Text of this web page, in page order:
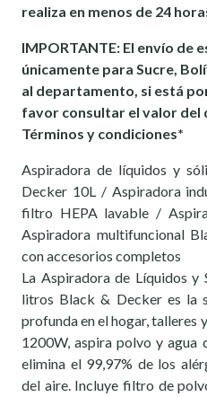
realiza en menos de 24
IMPORTANTE: El envío de
únicamente para Sucre,
al departamento, si está
favor consultar el valor del
Términos y condiciones*
Aspiradora de líquidos y
Decker 10L / Aspiradora
filtro HEPA lavable /
Aspiradora multifuncional
con accesorios completos
La Aspiradora de Líquidos
litros Black & Decker es la
profunda en el hogar, talleres
1200W, aspira polvo y
elimina el 99,97% de los
del aire. Incluye filtro de